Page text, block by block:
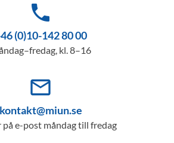
phone
(0)10-142 80 00
kl. 8–16
mail_outline
kontakt@miun.se
på e-post måndag till fredag